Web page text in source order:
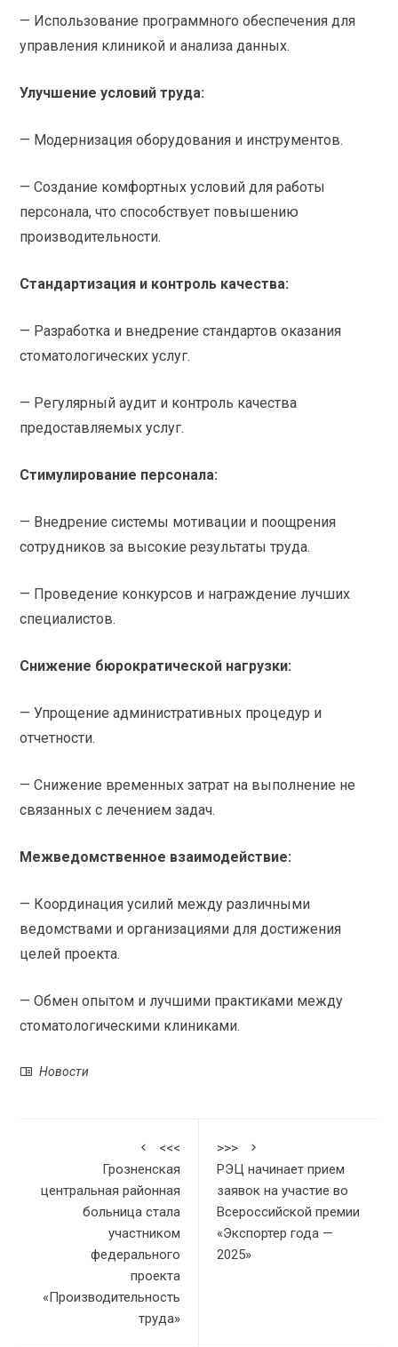
— Использование программного обеспечения для
управления клиникой и анализа данных.
Улучшение условий труда:
— Модернизация оборудования и инструментов.
— Создание комфортных условий для работы
персонала, что способствует повышению
производительности.
Стандартизация и контроль качества:
— Разработка и внедрение стандартов оказания
стоматологических услуг.
— Регулярный аудит и контроль качества
предоставляемых услуг.
Стимулирование персонала:
— Внедрение системы мотивации и поощрения
сотрудников за высокие результаты труда.
— Проведение конкурсов и награждение лучших
специалистов.
Снижение бюрократической нагрузки:
— Упрощение административных процедур и
отчетности.
— Снижение временных затрат на выполнение не
связанных с лечением задач.
Межведомственное взаимодействие:
— Координация усилий между различными
ведомствами и организациями для достижения
целей проекта.
— Обмен опытом и лучшими практиками между
стоматологическими клиниками.
Новости
<<<
Грозненская
центральная районная
больница стала
участником
федерального
проекта
«Производительность
труда»
>>>
РЭЦ начинает прием
заявок на участие во
Всероссийской премии
«Экспортер года —
2025»